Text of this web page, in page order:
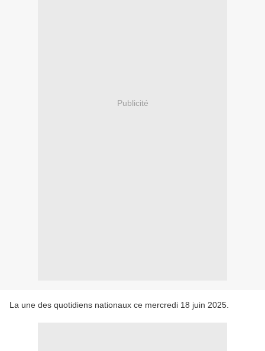
Publicité
La une des quotidiens nationaux ce mercredi 18 juin 2025.